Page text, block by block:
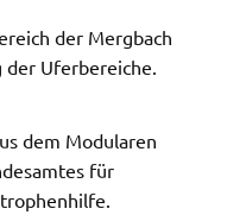
der Mergbach
Uferbereiche.
dem Modularen
für